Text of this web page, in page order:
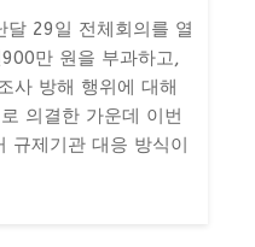
달 29일 전체회의를 열
만 원을 부과하고,
사 방해 행위에 대해
의결한 가운데 이번
규제기관 대응 방식이